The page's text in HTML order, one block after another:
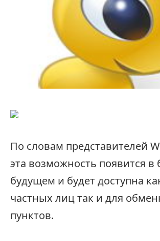
По словам представителей
эта возможность появится
будущем и будет доступна
частных лиц так и для
пунктов.